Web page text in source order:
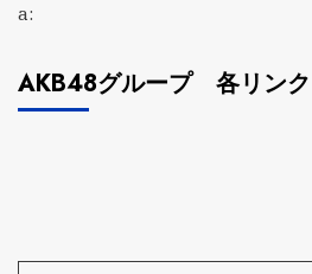
a:
AKB48グループ 各リンク